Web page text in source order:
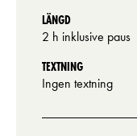
LÄNGD
2 h inklusive paus
TEXTNING
Ingen textning